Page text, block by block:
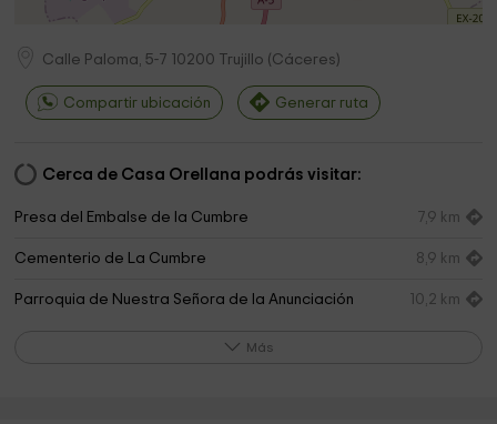
Calle Paloma, 5-7 10200 Trujillo (Cáceres)
Compartir ubicación Generar ruta
Cerca de Casa Orellana podrás visitar:
Presa del Embalse de la Cumbre 7,9 km
Cementerio de La Cumbre 8,9 km
Parroquia de Nuestra Señora de la Anunciación 10,2 km
Más